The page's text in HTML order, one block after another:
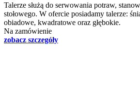
Talerze służą do serwowania potraw,
stołowego. W ofercie posiadamy talerze:
obiadowe, kwadratowe oraz głębokie.
Na zamówienie
zobacz szczegóły